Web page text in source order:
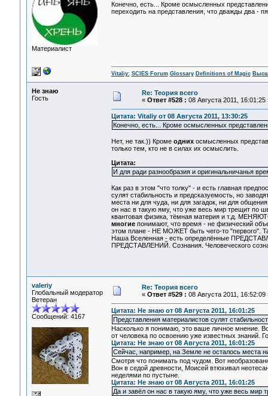
Материалист
Конечно, есть... Кроме осмысленных
переходить на представления, что дважды два -
Vitaliy: SCIES Forum Glossary Definitions of Magic
Не знаю
Гость
Re: Теория всего
« Ответ #528 : 08 Августа 2011, 16:01:25
Цитата: Vitaliy от 08 Августа 2011, 13:30:25
Конечно, есть... Кроме осмысленных
Нет, не так.)) Кроме однихосмысленных
только тем, кто не в силах их осмыслить.
Цитата:
И для ради разнообразия и оригинальничанья
Как раз в этом "что толку" - и есть главная
сулят стабильность и предсказуемость, но
места ни для чуда, ни для загадок, ни для
он нас в такую яму, что уже весь мир трещит по
квантовая физика, тёмная материя и т.д.
многиепонимают, что время - не физический
этом плане - НЕ МОЖЕТ быть чего-то "первого".
Наша Вселенная - есть определённые
ПРЕДСТАВЛЕНИЙ. Сознания. Человеческого
valeriy
Глобальный модератор
Ветеран
Сообщений: 4167
Re: Теория всего
« Ответ #529 : 08 Августа 2011, 16:52:09
Цитата: Не знаю от 08 Августа 2011, 16:01:25
Представления материалистов сулят
Насколько я понимаю, это ваше личное мнение.
от человека по освоению уже известных знаний.
Цитата: Не знаю от 08 Августа 2011, 16:01:25
Сейчас, например, на Земле не осталось места
Смотря что понимать под чудом. Вот
Вон в седой древности, Моисей втюхивал
неделями по пустыне.
Цитата: Не знаю от 08 Августа 2011, 16:01:25
Да и завёл он нас в такую яму, что уже весь мир